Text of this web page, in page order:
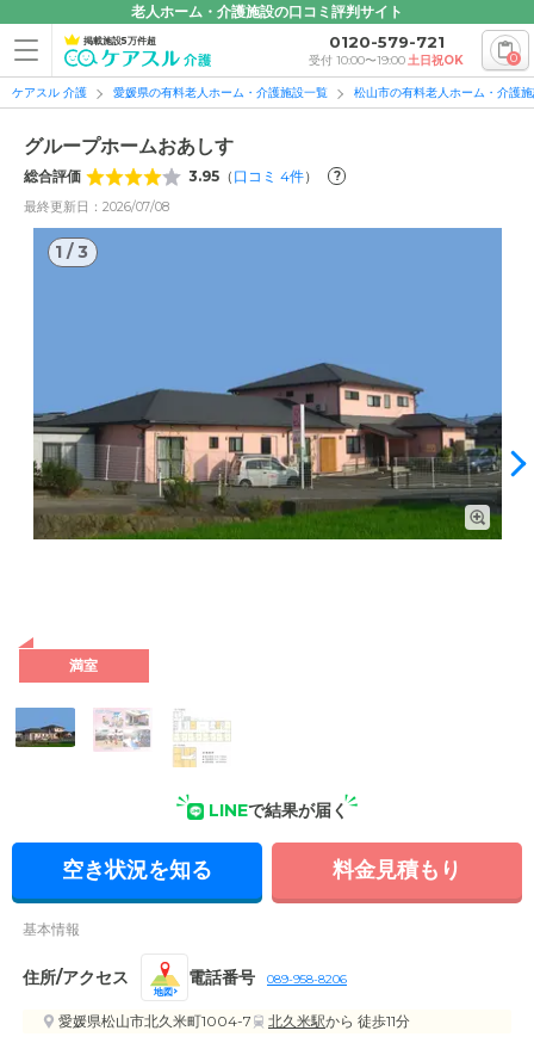
老人ホーム・介護施設の口コミ評判サイト
掲載施設5万件超 0120-579-721
受付 10:00〜19:00土日祝OK 0
ケアスル 介護 愛媛県の有料老人ホーム・介護施設一覧 松山市の有料老人ホーム・介護
グループホームおあしす
総合評価 3.95 （ 口コミ 4件） ?
最終更新日：2026/07/08
1 /3
1/3
満室
LINEで結果が届く
空き状況を知る 料金見積もり
基本情報
住所/アクセス
地図
電話番号 089-958-8206
愛媛県松山市北久米町1004-7 北久米駅から 徒歩11分